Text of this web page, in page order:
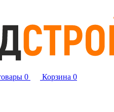
0 Корзина 0